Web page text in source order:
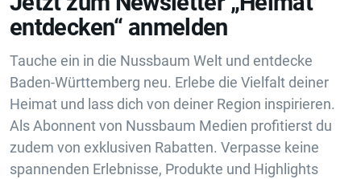
entdecken“ anmelden
Tauche ein in die Nussbaum Welt und entdecke
Baden-Württemberg neu. Erlebe die Vielfalt deiner
Heimat und lass dich von deiner Region inspirieren.
Als Abonnent von Nussbaum Medien profitierst du
zudem von exklusiven Rabatten. Verpasse keine
spannenden Erlebnisse, Produkte und Highlights